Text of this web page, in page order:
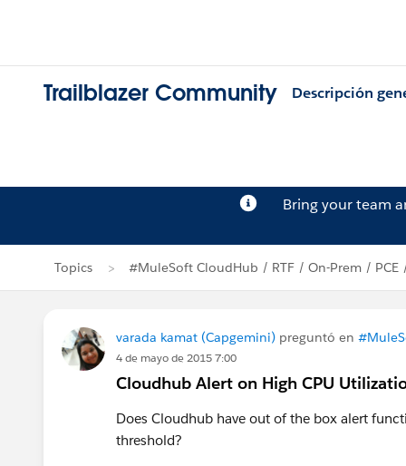
Trailblazer Community Descripción
Bring your team
Topics #MuleSoft CloudHub / RTF / On-Prem / PCE
varada kamat (Capgemini) preguntó en
4 de mayo de 2015 7:00
Cloudhub Alert on High CPU
Does Cloudhub have out of the box alert
threshold?